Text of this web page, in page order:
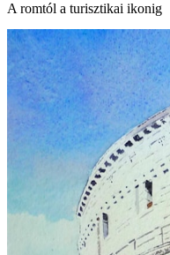
A romtól a turisztikai ikonig